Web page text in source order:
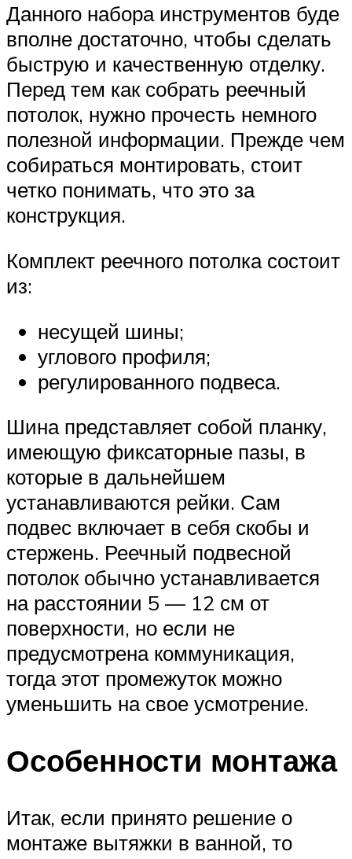
Данного набора инструментов буде
вполне достаточно, чтобы сделать
быструю и качественную отделку.
Перед тем как собрать реечный
потолок, нужно прочесть немного
полезной информации. Прежде чем
собираться монтировать, стоит
четко понимать, что это за
конструкция.
Комплект реечного потолка состоит
из:
несущей шины;
углового профиля;
регулированного подвеса.
Шина представляет собой планку,
имеющую фиксаторные пазы, в
которые в дальнейшем
устанавливаются рейки. Сам
подвес включает в себя скобы и
стержень. Реечный подвесной
потолок обычно устанавливается
на расстоянии 5 — 12 см от
поверхности, но если не
предусмотрена коммуникация,
тогда этот промежуток можно
уменьшить на свое усмотрение.
Особенности монтажа
Итак, если принято решение о
монтаже вытяжки в ванной, то